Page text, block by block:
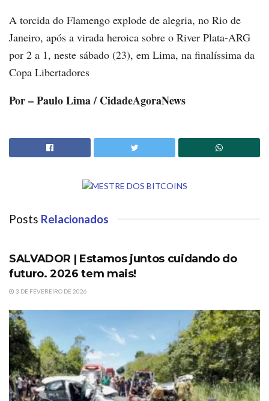
A torcida do Flamengo explode de alegria, no Rio de
Janeiro, após a virada heroica sobre o River Plata-ARG
por 2 a 1, neste sábado (23), em Lima, na finalíssima da
Copa Libertadores
Por – Paulo Lima / CidadeAgoraNews
Posts Relacionados
SALVADOR | Estamos juntos cuidando do
futuro. 2026 tem mais!
3 DE FEVEREIRO DE 2026